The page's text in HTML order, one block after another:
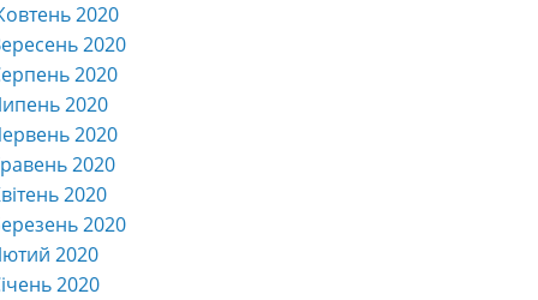
2020
2020
2020
2020
2020
2020
2020
2020
2020
2020